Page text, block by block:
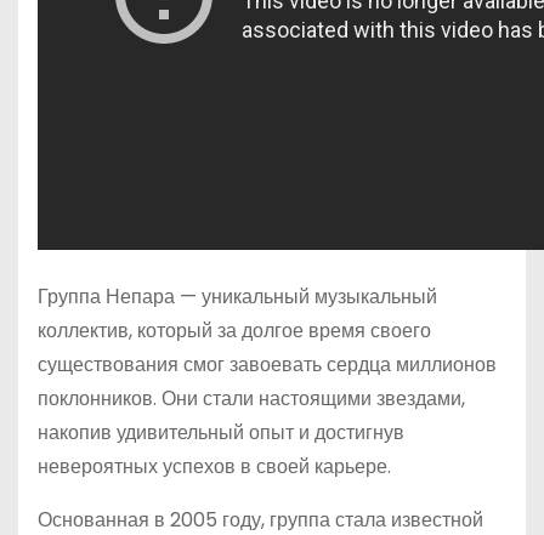
Группа Непара — уникальный музыкальный
коллектив, который за долгое время своего
существования смог завоевать сердца миллионов
поклонников. Они стали настоящими звездами,
накопив удивительный опыт и достигнув
невероятных успехов в своей карьере.
Основанная в 2005 году, группа стала известной